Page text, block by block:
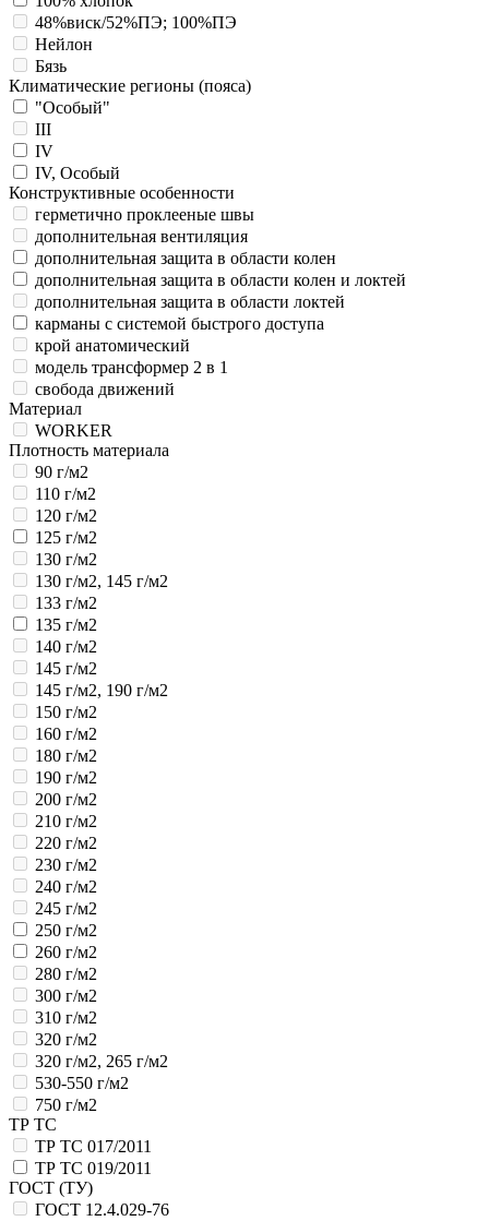
48%виск/52%ПЭ; 100%ПЭ
Нейлон
Бязь
Климатические регионы (пояса)
"Особый"
III
IV
IV, Особый
Конструктивные особенности
герметично проклееные швы
дополнительная вентиляция
дополнительная защита в области колен
дополнительная защита в области колен и локтей
дополнительная защита в области локтей
карманы с системой быстрого доступа
крой анатомический
модель трансформер 2 в 1
свобода движений
Материал
WORKER
Плотность материала
90 г/м2
110 г/м2
120 г/м2
125 г/м2
130 г/м2
130 г/м2, 145 г/м2
133 г/м2
135 г/м2
140 г/м2
145 г/м2
145 г/м2, 190 г/м2
150 г/м2
160 г/м2
180 г/м2
190 г/м2
200 г/м2
210 г/м2
220 г/м2
230 г/м2
240 г/м2
245 г/м2
250 г/м2
260 г/м2
280 г/м2
300 г/м2
310 г/м2
320 г/м2
320 г/м2, 265 г/м2
530-550 г/м2
750 г/м2
ТР ТС
ТР ТС 017/2011
ТР ТС 019/2011
ГОСТ (ТУ)
ГОСТ 12.4.029-76